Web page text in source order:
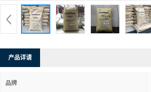
产品详请
品牌